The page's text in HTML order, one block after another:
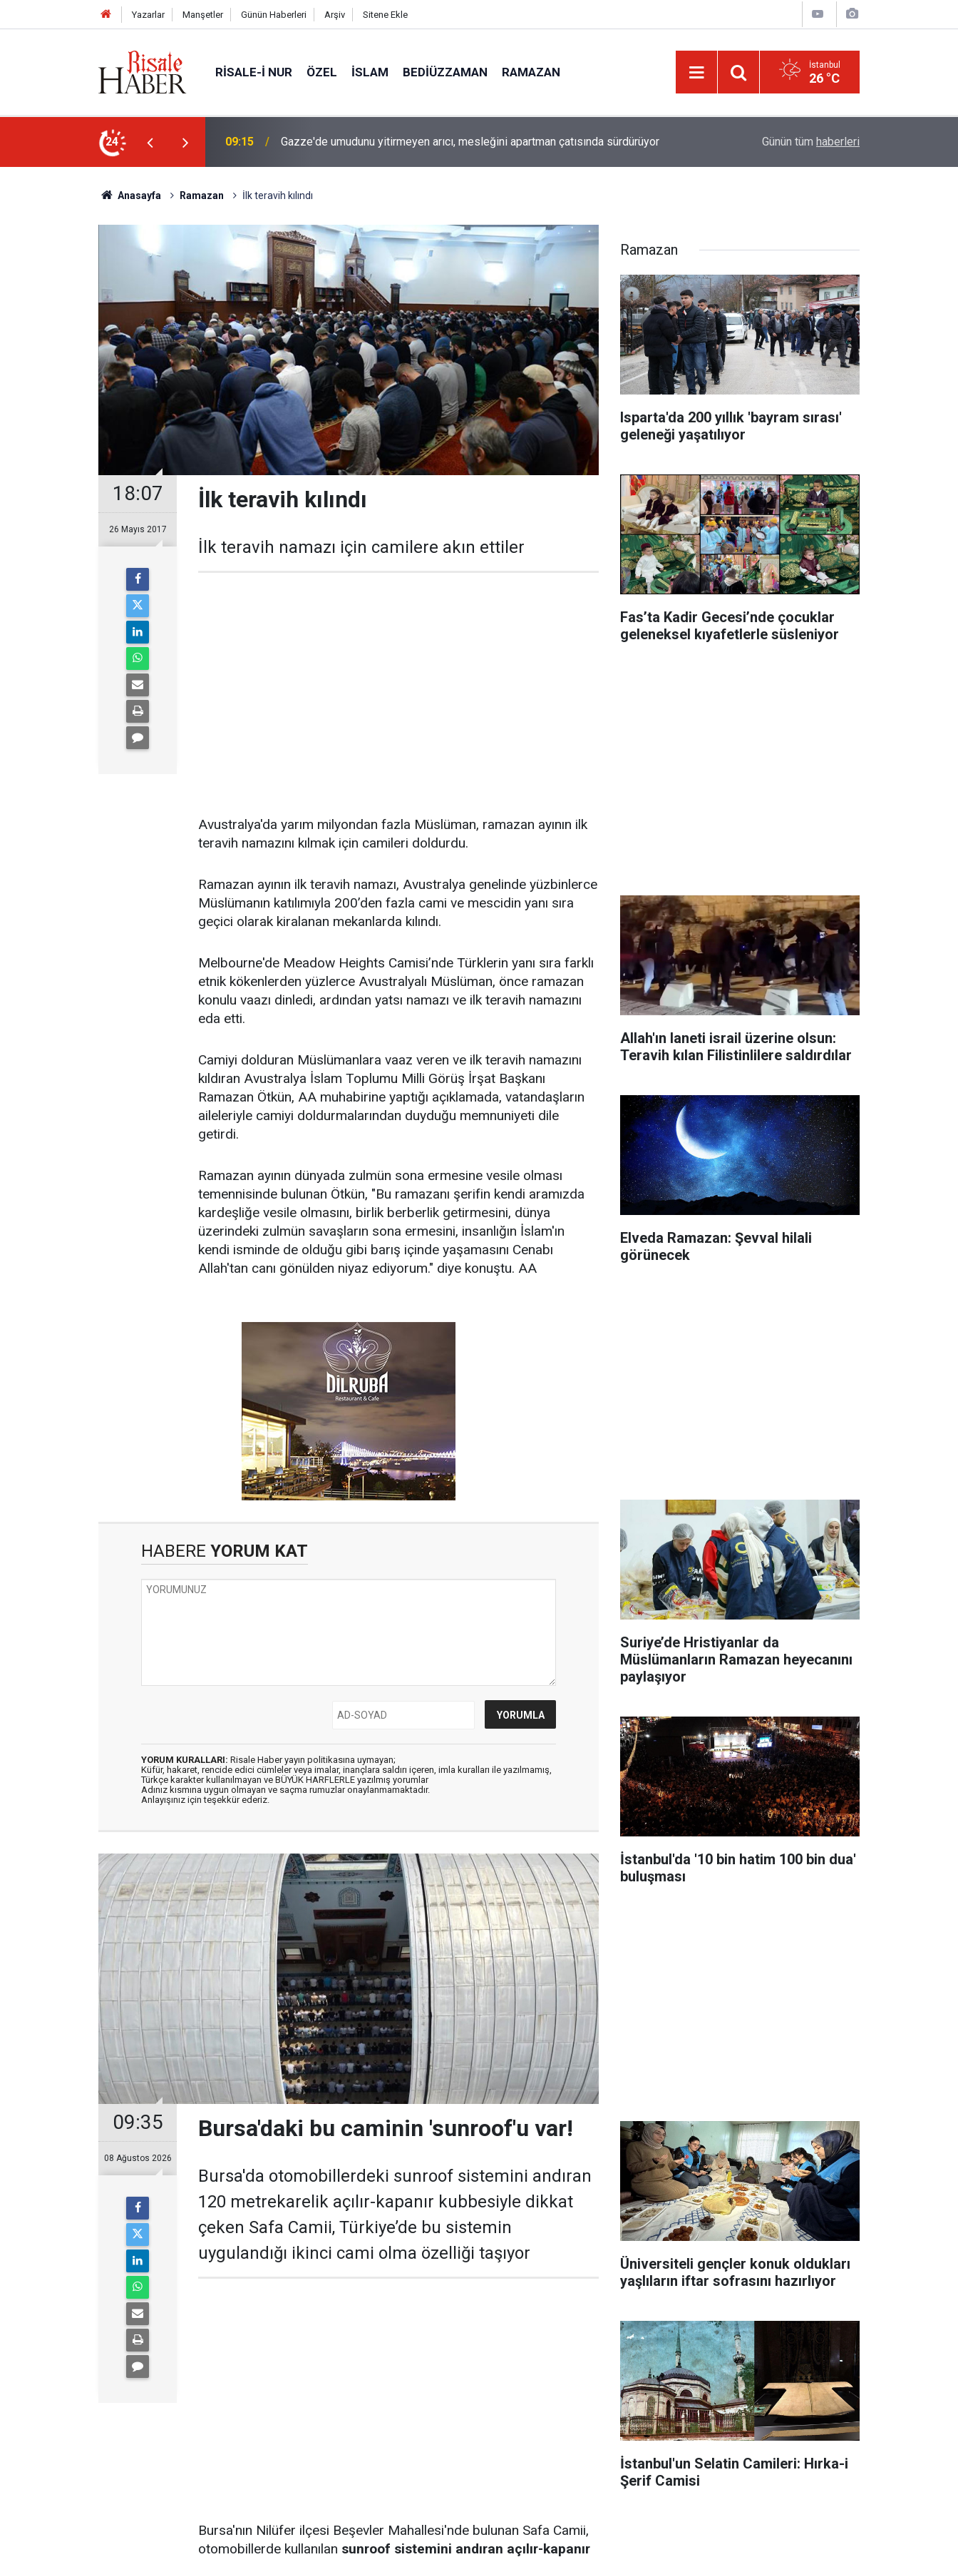
Yazarlar Manşetler Günün Haberleri Arşiv Sitene Ekle
RISALE-I NUR ÖZEL İSLAM BEDIÜZZAMAN RAMAZAN İstanbul
26 °C
24 09:15 Gazze'de umudunu yitirmeyen arıcı, mesleğini apartman çatısında sürdürüyor Günün tüm haberleri
Anasayfa Ramazan İlk teravih kılındı
18:07
26 Mayıs 2017
İlk teravih kılındı
İlk teravih namazı için camilere akın ettiler
Avustralya'da yarım milyondan fazla Müslüman, ramazan ayının ilk
teravih namazını kılmak için camileri doldurdu.
Ramazan ayının ilk teravih namazı, Avustralya genelinde yüzbinlerce
Müslümanın katılımıyla 200’den fazla cami ve mescidin yanı sıra
geçici olarak kiralanan mekanlarda kılındı.
Melbourne'de Meadow Heights Camisi’nde Türklerin yanı sıra farklı
etnik kökenlerden yüzlerce Avustralyalı Müslüman, önce ramazan
konulu vaazı dinledi, ardından yatsı namazı ve ilk teravih namazını
eda etti.
Camiyi dolduran Müslümanlara vaaz veren ve ilk teravih namazını
kıldıran Avustralya İslam Toplumu Milli Görüş İrşat Başkanı
Ramazan Ötkün, AA muhabirine yaptığı açıklamada, vatandaşların
aileleriyle camiyi doldurmalarından duyduğu memnuniyeti dile
getirdi.
Ramazan ayının dünyada zulmün sona ermesine vesile olması
temennisinde bulunan Ötkün, "Bu ramazanı şerifin kendi aramızda
kardeşliğe vesile olmasını, birlik berberlik getirmesini, dünya
üzerindeki zulmün savaşların sona ermesini, insanlığın İslam'ın
kendi isminde de olduğu gibi barış içinde yaşamasını Cenabı
Allah'tan canı gönülden niyaz ediyorum." diye konuştu. AA
HABERE YORUM KAT
YORUM KURALLARI: Risale Haber yayın politikasına uymayan;
Küfür, hakaret, rencide edici cümleler veya imalar, inançlara saldırı içeren, imla kuralları ile yazılmamış,
Türkçe karakter kullanılmayan ve BÜYÜK HARFLERLE yazılmış yorumlar
Adınız kısmına uygun olmayan ve saçma rumuzlar onaylanmamaktadır.
Anlayışınız için teşekkür ederiz.
09:35
08 Ağustos 2026
Bursa'daki bu caminin 'sunroof'u var!
Bursa'da otomobillerdeki sunroof sistemini andıran
120 metrekarelik açılır-kapanır kubbesiyle dikkat
çeken Safa Camii, Türkiye’de bu sistemin
uygulandığı ikinci cami olma özelliği taşıyor
Bursa'nın Nilüfer ilçesi Beşevler Mahallesi'nde bulunan Safa Camii,
otomobillerde kullanılan sunroof sistemini andıran açılır-kapanır
Ramazan
Isparta'da 200 yıllık 'bayram sırası'
geleneği yaşatılıyor
Fas’ta Kadir Gecesi’nde çocuklar
geleneksel kıyafetlerle süsleniyor
Allah'ın laneti israil üzerine olsun:
Teravih kılan Filistinlilere saldırdılar
Elveda Ramazan: Şevval hilali
görünecek
Suriye’de Hristiyanlar da
Müslümanların Ramazan heyecanını
paylaşıyor
İstanbul'da '10 bin hatim 100 bin dua'
buluşması
Üniversiteli gençler konuk oldukları
yaşlıların iftar sofrasını hazırlıyor
İstanbul'un Selatin Camileri: Hırka-i
Şerif Camisi